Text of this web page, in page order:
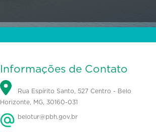
Informações de Contato
Rua Espírito Santo, 527 Centro - Belo
Horizonte, MG, 30160-031
belotur@pbh.gov.br